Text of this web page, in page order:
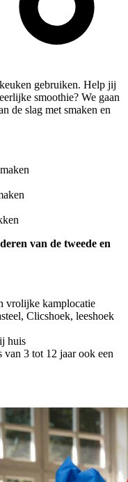
gebruiken. Help jij
smoothie? We gaan
de slag met smaken en
van de tweede en
vrolijke kamplocatie
Clicshoek, leeshoek
huis
3 tot 12 jaar ook een